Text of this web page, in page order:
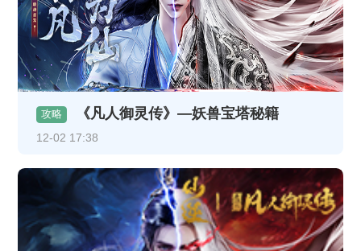
攻略 《凡人御灵传》—妖兽宝塔秘籍
12-02 17:38